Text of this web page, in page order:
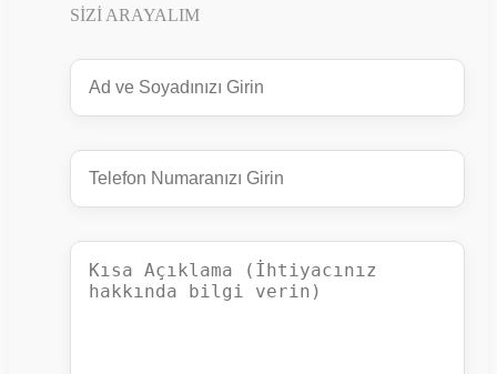
SIZI ARAYALIM